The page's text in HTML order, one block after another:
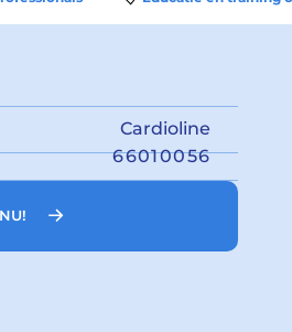
Cardioline
66010056